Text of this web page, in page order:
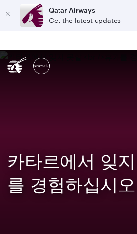
Qatar Airways
Get the latest updates
카타르에서 잊
를 경험하십시오